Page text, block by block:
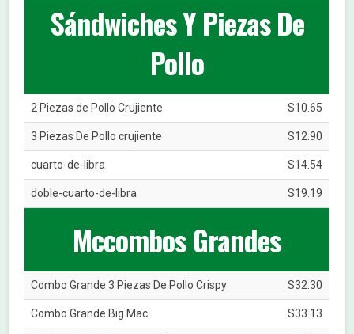
Sándwiches Y Piezas De
Pollo
2 Piezas de Pollo Crujiente S10.65
3 Piezas De Pollo crujiente S12.90
cuarto-de-libra S14.54
doble-cuarto-de-libra S19.19
Mccombos Grandes
Combo Grande 3 Piezas De Pollo Crispy S32.30
Combo Grande Big Mac S33.13